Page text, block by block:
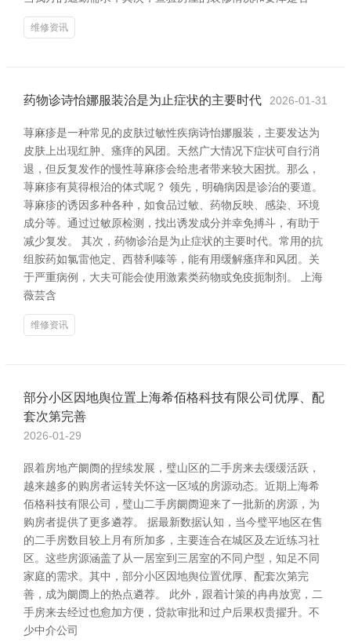
维修资讯
药物诊诗怡娜服装治是为止症状的主要时代 2026-01-31
荨麻疹是一种常见的皮肤过敏性疾病诗怡娜服装，主要发达为
皮肤上出现红肿、瘙痒的风团。天然广大情况下症状可自行消
退，但反复发作的慢性荨麻疹会给患者带来较大困扰。那么，
荨麻疹有莫得根治的体式呢？ 领先，明确病因是诊治的要道。
荨麻疹的诱因多种各种，如食品过敏、药物反映、感染、环境
成分等。通过过敏原检测，找出诱发成分并幸免搏斗，有助于
减少复发。 其次，药物诊治是为止症状的主要时代。常用的抗
组胺药如氯雷他定、西替利嗪等，能有用缓解瘙痒和风团。关
于严重病例，大夫可能会使用激素类药物或免疫扼制剂。 上海
薇芸含
维修资讯
部分小区因地舆位置上海希佰格科技有限公司优厚、配
套次第完善
2026-01-29
跟着房地产阛阓的捏续发展，璧山区的二手房来去缓缓活跃，
越来越多的购房者运转关怀这一区域的房源动态。近期上海希
佰格科技有限公司，璧山二手房阛阓迎来了一批新的房源，为
购房者提供了更多遴荐。 据最新数据认知，当今璧平地区在售
的二手房数目较上月有所加多，主要连合在城区及左近练习社
区。这些房源涵盖了从一居室到三居室的不同户型，知足不同
家庭的需求。其中，部分小区因地舆位置优厚、配套次第完
善，成为阛阓上的热点遴荐。 此外，跟着计策的冉冉放宽，二
手房来去经过也愈加方便，贷款审批和过户后果权贵擢升。不
少中介公司